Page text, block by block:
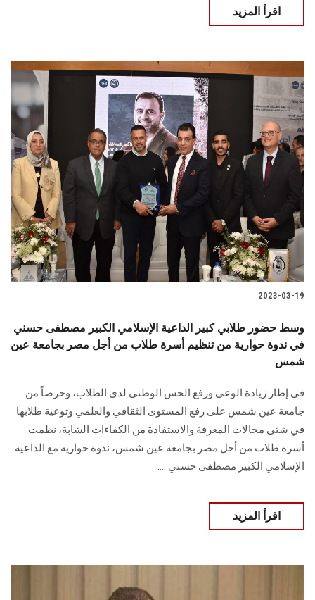
اقرأ المزيد
2023-03-19
وسط حضور طلابي كبير الداعية الإسلامي الكبير مصطفى حسني
في ندوة حوارية من تنظيم أسرة طلاب من أجل مصر بجامعة عين
شمس
في إطار زيادة الوعي ورفع الحس الوطني لدى الطلاب، وحرصاً من
جامعة عين شمس على رفع المستوى الثقافي والعلمي وتوعية طلابها
في شتى مجالات المعرفة والاستفادة من الكفاءات الشابة، نظمت
أسرة طلاب من أجل مصر بجامعة عين شمس، ندوة حوارية مع الداعية
الإسلامي الكبير مصطفى حسني ....
اقرأ المزيد